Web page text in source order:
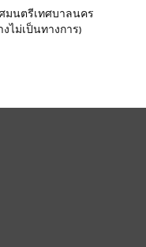
มนตรีเทศบาลนคร
ไม่เป็นทางการ)